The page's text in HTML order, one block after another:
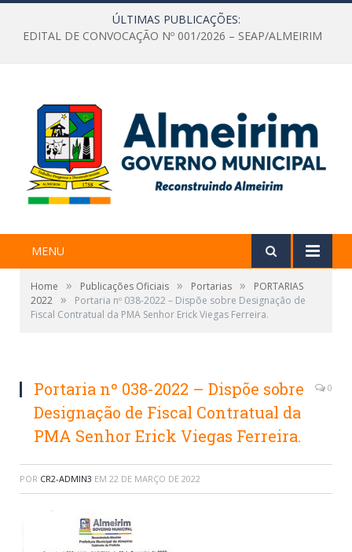
ÚLTIMAS PUBLICAÇÕES:
EDITAL DE CONVOCAÇÃO Nº 001/2026 – SEAP/ALMEIRIM
MENU
Home » Publicações Oficiais » Portarias »
PORTARIAS
2022 »
Portaria nº 038-2022 – Dispõe sobre Designação de
Fiscal Contratual da PMA Senhor Erick Viegas Ferreira.
Portaria nº 038-2022 – Dispõe sobre
Designação de Fiscal Contratual da
PMA Senhor Erick Viegas Ferreira.
0
POR CR2-ADMIN3 EM 22 DE MARÇO DE 2022